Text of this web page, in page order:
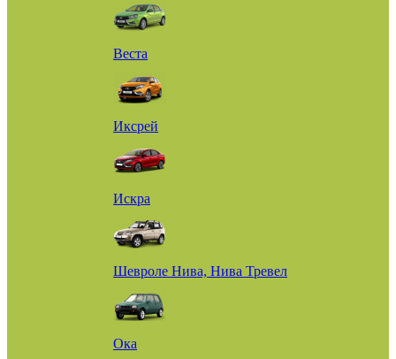
Веста
Иксрей
Искра
Шевроле Нива, Нива Тревел
Ока